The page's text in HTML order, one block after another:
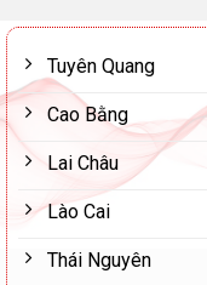
Tuyên Quang
Cao Bằng
Lai Châu
Lào Cai
Thái Nguyên